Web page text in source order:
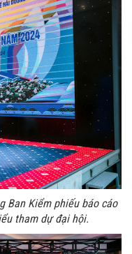
Ban Kiểm phiếu báo cáo
tham dự đại hội.